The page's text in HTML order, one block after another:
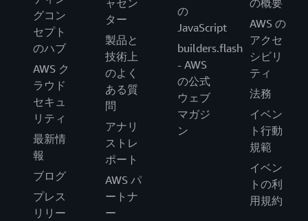
グコン
セプト
のハブ
AWS ク
ラウド
セキュ
リティ
最新情
報
ブログ
プレス
リリー
ャセン
ター
製品と
技術上
のよく
ある質
問
アナリ
ストレ
ポート
AWS パ
ートナ
ー
の
JavaScript
builders.flash
- AWS
の公式
ウェブ
マガジ
ン
の概要
AWS の
アクセ
シビリ
ティ
法務
イベン
ト行動
規範
イベン
トの利
用規約